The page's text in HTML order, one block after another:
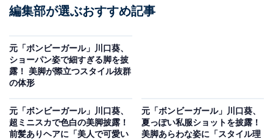
編集部が選ぶおすすめ記事
元「ボンビーガール」川口葵、
ショーパン姿で細すぎる脚を披
露！ 美脚が際立つスタイル抜群
の体形
元「ボンビーガール」川口葵、
超ミニスカで色白の美脚披露！
前髪ありヘアに「美人で可愛い
元「ボンビーガール」川口葵、
夏っぽい私服ショットを披露！
美脚あらわな姿に「スタイル理